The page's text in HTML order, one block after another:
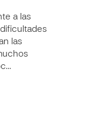
a las
las